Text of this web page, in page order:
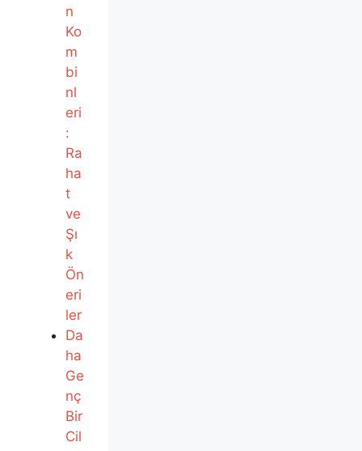
n
Ko
m
bi
nl
eri
:
Ra
ha
t
ve
Şı
k
Ön
eri
ler
Da
ha
Ge
nç
Bir
Cil